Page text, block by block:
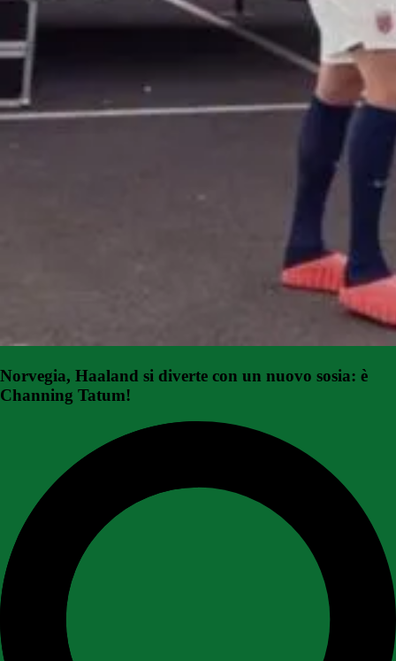
Norvegia, Haaland si diverte con un nuovo sosia: è
Channing Tatum!